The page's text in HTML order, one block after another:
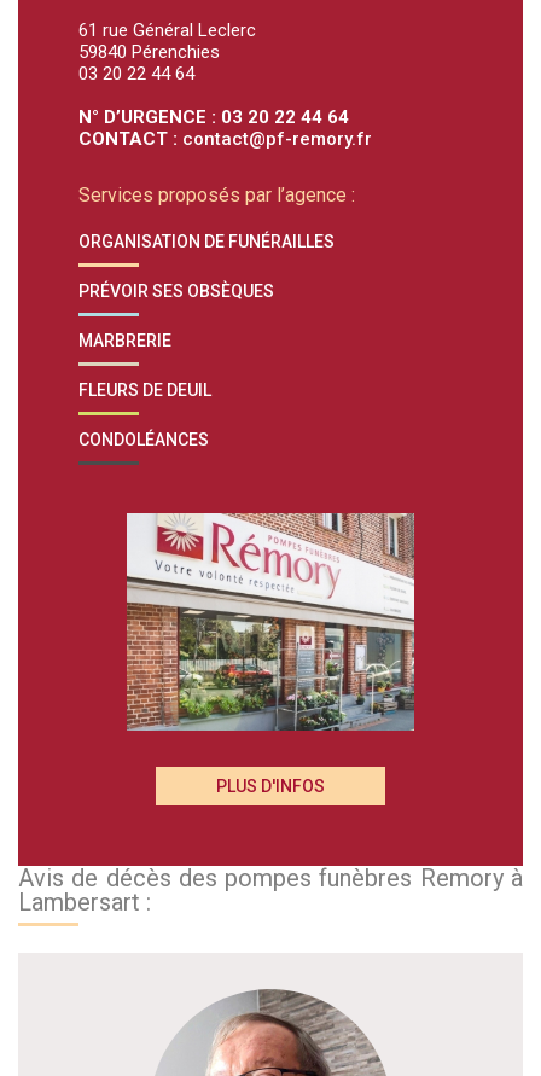
61 rue Général Leclerc
59840 Pérenchies
03 20 22 44 64
N° D’URGENCE : 03 20 22 44 64
CONTACT : contact@pf-remory.fr
Services proposés par l’agence :
ORGANISATION DE FUNÉRAILLES
PRÉVOIR SES OBSÈQUES
MARBRERIE
FLEURS DE DEUIL
CONDOLÉANCES
PLUS D'INFOS
Avis de décès des pompes funèbres Remory à
Lambersart :